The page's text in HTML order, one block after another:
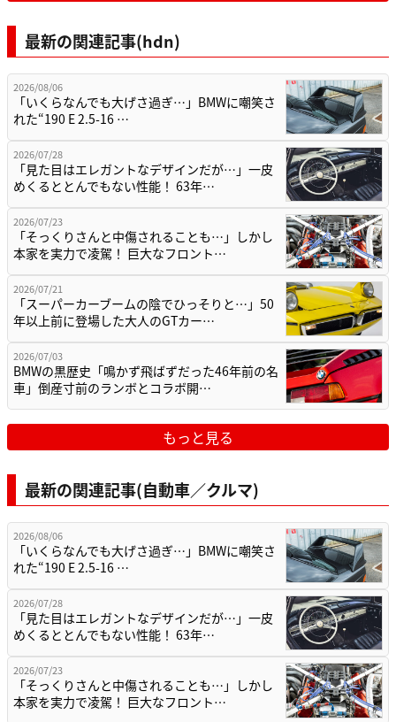
最新の関連記事(hdn)
2026/08/06
「いくらなんでも大げさ過ぎ…」BMWに嘲笑さ
れた“190 E 2.5-16 …
2026/07/28
「見た目はエレガントなデザインだが…」一皮
めくるととんでもない性能！ 63年…
2026/07/23
「そっくりさんと中傷されることも…」しかし
本家を実力で凌駕！ 巨大なフロント…
2026/07/21
「スーパーカーブームの陰でひっそりと…」50
年以上前に登場した大人のGTカー…
2026/07/03
BMWの黒歴史「鳴かず飛ばずだった46年前の名
車」倒産寸前のランボとコラボ開…
もっと見る
最新の関連記事(自動車／クルマ)
2026/08/06
「いくらなんでも大げさ過ぎ…」BMWに嘲笑さ
れた“190 E 2.5-16 …
2026/07/28
「見た目はエレガントなデザインだが…」一皮
めくるととんでもない性能！ 63年…
2026/07/23
「そっくりさんと中傷されることも…」しかし
本家を実力で凌駕！ 巨大なフロント…